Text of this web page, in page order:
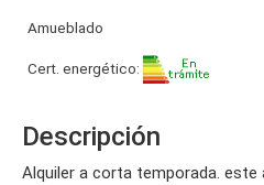
Amueblado
Cert. energético:
Descripción
alquiler a corta temporada. este apartamento está situado